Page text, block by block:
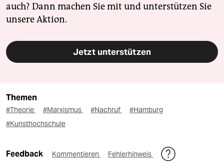
auch? Dann machen Sie mit und unterstützen Sie
unsere Aktion.
Jetzt unterstützen
Themen
#Theorie #Marxismus #Nachruf
#Hamburg
#Kunsthochschule
Feedback Kommentieren Fehlerhinweis